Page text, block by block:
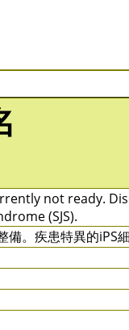
not ready.
(SJS).
備。疾患特異的iPS